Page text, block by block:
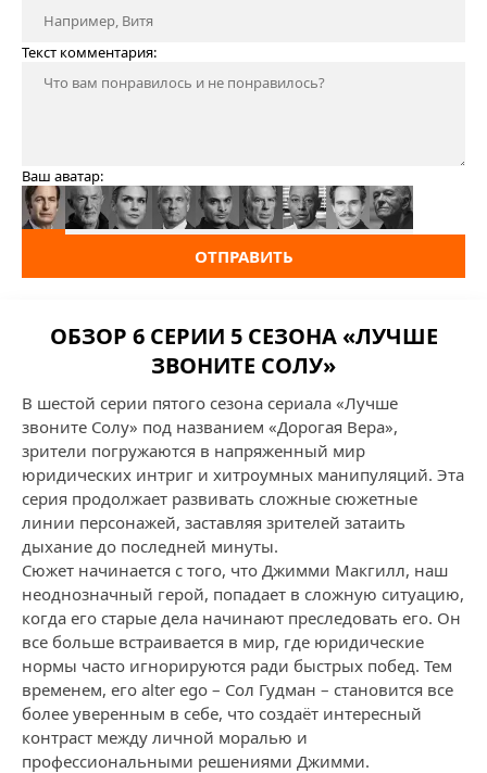
Текст комментария:
Ваш аватар:
ОТПРАВИТЬ
ОБЗОР 6 СЕРИИ 5 СЕЗОНА «ЛУЧШЕ
ЗВОНИТЕ СОЛУ»
В шестой серии пятого сезона сериала «Лучше
звоните Солу» под названием «Дорогая Вера»,
зрители погружаются в напряженный мир
юридических интриг и хитроумных манипуляций. Эта
серия продолжает развивать сложные сюжетные
линии персонажей, заставляя зрителей затаить
дыхание до последней минуты.
Сюжет начинается с того, что Джимми Макгилл, наш
неоднозначный герой, попадает в сложную ситуацию,
когда его старые дела начинают преследовать его. Он
все больше встраивается в мир, где юридические
нормы часто игнорируются ради быстрых побед. Тем
временем, его alter ego – Сол Гудман – становится все
более уверенным в себе, что создаёт интересный
контраст между личной моралью и
профессиональными решениями Джимми.